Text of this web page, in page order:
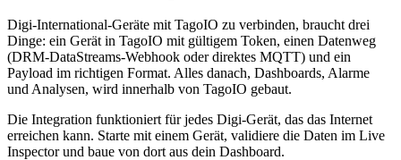
Digi-International-Geräte mit TagoIO zu verbinden, braucht drei
Dinge: ein Gerät in TagoIO mit gültigem Token, einen Datenweg
(DRM-DataStreams-Webhook oder direktes MQTT) und ein
Payload im richtigen Format. Alles danach, Dashboards, Alarme
und Analysen, wird innerhalb von TagoIO gebaut.
Die Integration funktioniert für jedes Digi-Gerät, das das Internet
erreichen kann. Starte mit einem Gerät, validiere die Daten im Live
Inspector und baue von dort aus dein Dashboard.